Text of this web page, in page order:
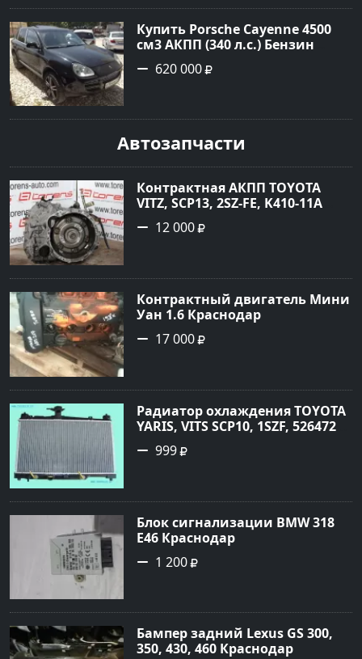
Авторынок23
Купить Porsche Cayenne 4500
см3 АКПП (340 л.с.) Бензин
турбонаддув в Новороссийск:
цвет черный Внедорожник
сайте Авторынок23
620 000
Автозапчасти
Контрактная АКПП TOYOTA
VITZ, SCP13, 2SZ-FE, K410-11A
Ростов
12 000
Контрактный двигатель Мини
Уан 1.6 Краснодар
17 000
Радиатор охлаждения TOYOTA
YARIS, VITS SCP10, 1SZF, 5264720
Краснодар
999
Блок сигнализации BMW 318
E46 Краснодар
1 200
Бампер задний Lexus GS 300,
350, 430, 460 Краснодар